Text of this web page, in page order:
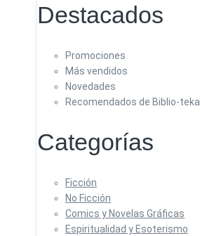
Destacados
Promociones
Más vendidos
Novedades
Recomendados de Biblio-teka
Categorías
Ficción
No Ficción
Comics y Novelas Gráficas
Espiritualidad y Esoterismo